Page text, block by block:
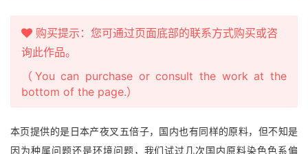
购买提示：您可通过页面底部的联系方式购买或咨
询此作品。
（You can purchase or consult the work at the
bottom of the page.）
本页提供的是日本产夜叉五倍子，国内也有同样的原料，但不知是
因为种属问题还是环境问题，我们试过几次国内原料染色色系偏